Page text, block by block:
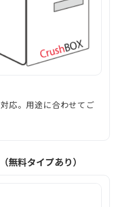
応。用途に合わせてご
無料タイプあり）